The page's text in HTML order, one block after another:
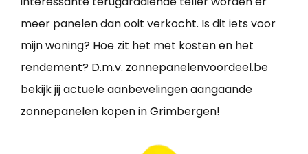
meer panelen dan ooit verkocht. Is dit iets voor
mijn woning? Hoe zit het met kosten en het
rendement? D.m.v. zonnepanelenvoordeel.be
bekijk jij actuele aanbevelingen aangaande
zonnepanelen kopen in Grimbergen!